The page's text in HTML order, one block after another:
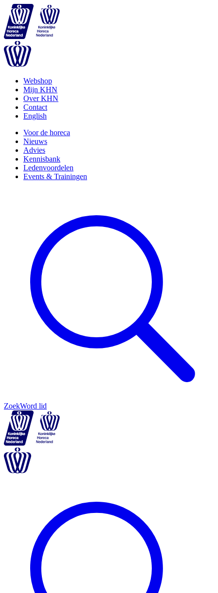
Webshop
Mijn KHN
Over KHN
Contact
English
Voor de horeca
Nieuws
Advies
Kennisbank
Ledenvoordelen
Events & Trainingen
ZoekWord lid